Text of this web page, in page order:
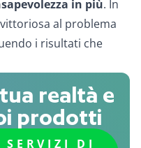
in più. In
al problema
i risultati che
realtà e
prodotti
DI